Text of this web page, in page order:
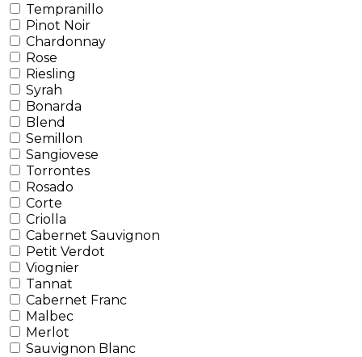
Tempranillo
Pinot Noir
Chardonnay
Rose
Riesling
Syrah
Bonarda
Blend
Semillon
Sangiovese
Torrontes
Rosado
Corte
Criolla
Cabernet Sauvignon
Petit Verdot
Viognier
Tannat
Cabernet Franc
Malbec
Merlot
Sauvignon Blanc